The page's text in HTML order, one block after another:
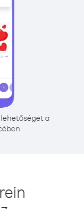
lehetőséget a